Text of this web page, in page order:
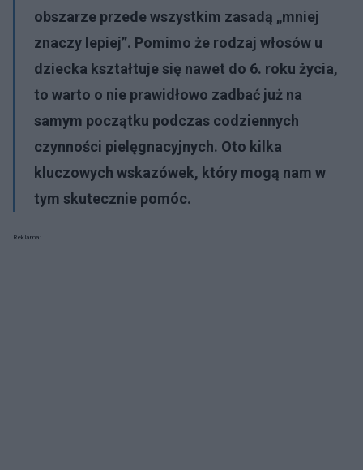
obszarze przede wszystkim zasadą „mniej
znaczy lepiej”. Pomimo że rodzaj włosów u
dziecka kształtuje się nawet do 6. roku życia,
to warto o nie prawidłowo zadbać już na
samym początku podczas codziennych
czynności pielęgnacyjnych. Oto kilka
kluczowych wskazówek, który mogą nam w
tym skutecznie pomóc.
Reklama: